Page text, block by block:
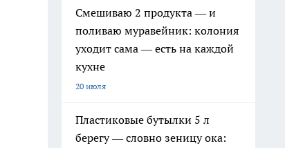
Смешиваю 2 продукта — и
поливаю муравейник: колония
уходит сама — есть на каждой
кухне
20 июля
Пластиковые бутылки 5 л
берегу — словно зеницу ока: